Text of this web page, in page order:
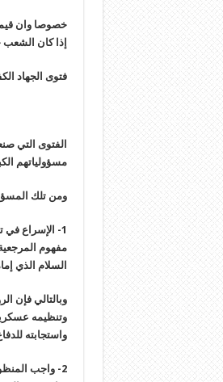
خصوصا وان
إذا كان
فتوى الجهاد
الفتوى التي
مسؤولياتهم
ومن تلك
1- الإسراع في
مفهوم المرجعية
السلام الذي
وبالتالي فإن
وتنظيمه
واستجابته
2- واجب